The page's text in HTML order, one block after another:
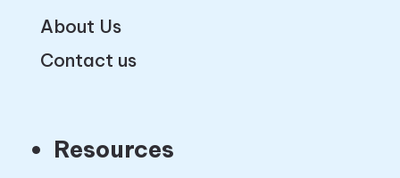
About Us
Contact us
Resources